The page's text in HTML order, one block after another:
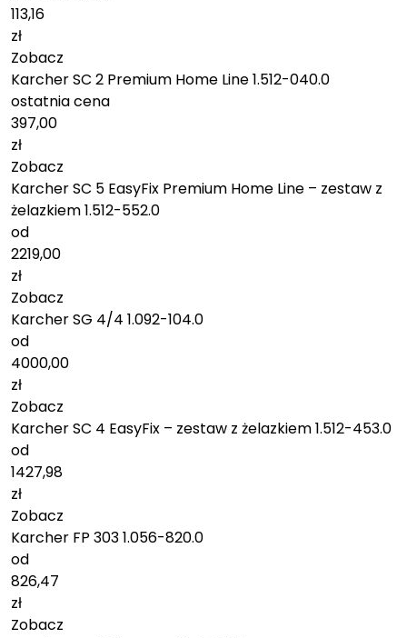
113,16
zł
Zobacz
Karcher SC 2 Premium Home Line 1.512-040.0
ostatnia cena
397,00
zł
Zobacz
Karcher SC 5 EasyFix Premium Home Line – zestaw z
żelazkiem 1.512-552.0
od
2219,00
zł
Zobacz
Karcher SG 4/4 1.092-104.0
od
4000,00
zł
Zobacz
Karcher SC 4 EasyFix – zestaw z żelazkiem 1.512-453.0
od
1427,98
zł
Zobacz
Karcher FP 303 1.056-820.0
od
826,47
zł
Zobacz